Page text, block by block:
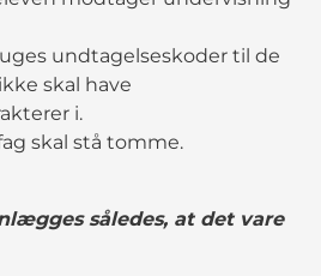
undtagelseskoder til de
skal have
i.
skal stå tomme.
således, at det vare